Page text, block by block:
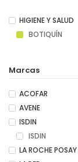
HIGIENE Y SALUD
BOTIQUÍN
Marcas
ACOFAR
AVENE
ISDIN
ISDIN
LA ROCHE POSAY